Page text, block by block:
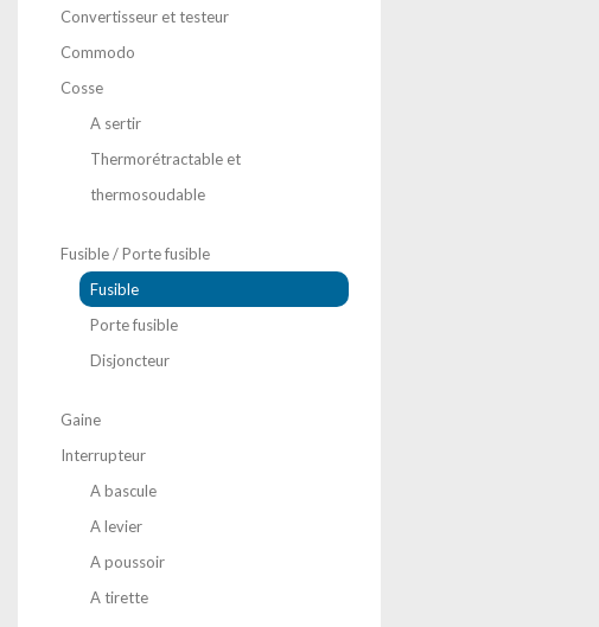
Convertisseur et testeur
Commodo
Cosse
A sertir
Thermorétractable et
thermosoudable
Fusible / Porte fusible
Fusible
Porte fusible
Disjoncteur
Gaine
Interrupteur
A bascule
A levier
A poussoir
A tirette